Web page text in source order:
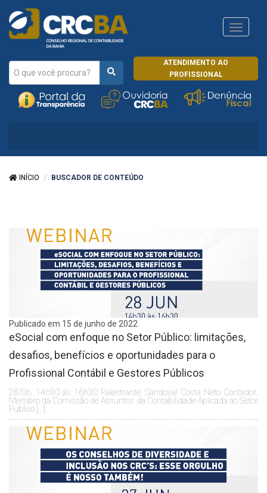
ATENDIMENTO AO
PROFISSIONAL
CRCRJ
INÍCIO BUSCADOR DE CONTEÚDO
Publicado em 15 de junho de 2022
eSocial com enfoque no Setor Público: limitações,
desafios, benefícios e oportunidades para o
Profissional Contábil e Gestores Públicos
28/06, 14h30 às 16h30 Palestrante: Sandoval Costa Neto Contador;
Membro da Comissão de Assuntos da Contabilidade Aplicada ao Setor
Público […]